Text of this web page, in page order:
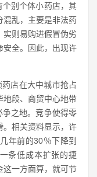
个别个体小药店，其
混乱，主要是非法药
实则易购进假冒伪劣
安全。因此，出现许
药店在大中城市抢占
地段、商贸中心地带
争之地。竞争使得零
。相关资料显示，许
年前的30％下降到
条低成本扩张的捷
这一方面算，就可节